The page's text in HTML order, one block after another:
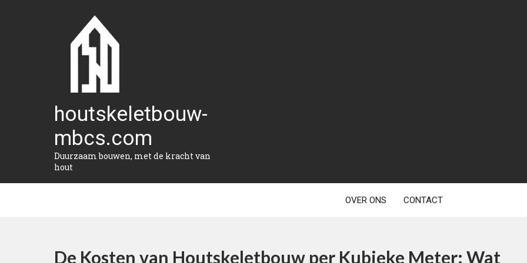
houtskeletbouw-
mbcs.com
Duurzaam bouwen, met de kracht van
hout
OVER ONS CONTACT
De Kosten van Houtskeletbouw per Kubieke Meter: Wat